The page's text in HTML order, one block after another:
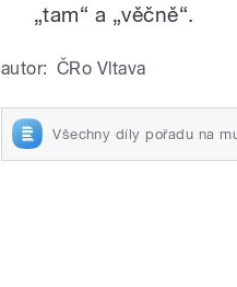
„tam“ a „věčně“.
autor: ČRo Vltava
Všechny díly pořadu na